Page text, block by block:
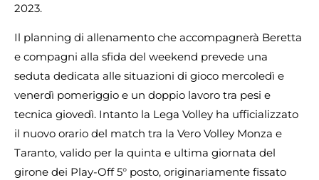
2023.
Il planning di allenamento che accompagnerà Beretta
e compagni alla sfida del weekend prevede una
seduta dedicata alle situazioni di gioco mercoledì e
venerdì pomeriggio e un doppio lavoro tra pesi e
tecnica giovedì. Intanto la Lega Volley ha ufficializzato
il nuovo orario del match tra la Vero Volley Monza e
Taranto, valido per la quinta e ultima giornata del
girone dei Play-Off 5° posto, originariamente fissato